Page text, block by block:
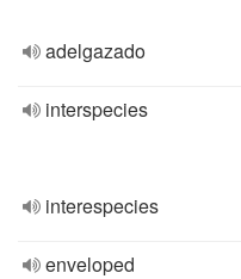
adelgazado
interspecies
interespecies
enveloped